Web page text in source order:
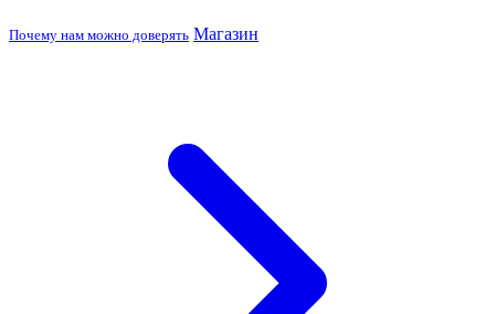
Почему нам можно доверять Магазин